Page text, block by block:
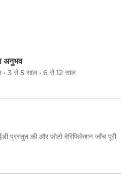
अनुभव
• 3 से 5 साल • 6 से 12 साल
प्रस्तुत की और फोटो वेरिफिकेशन जाँच पूरी